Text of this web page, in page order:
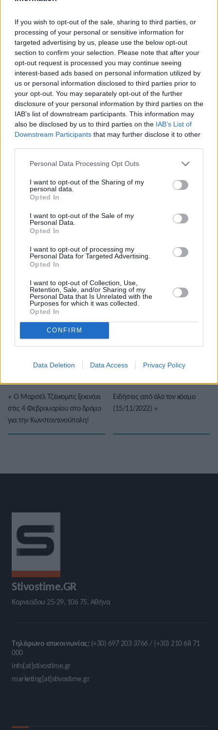
If you wish to opt-out of the sale, sharing to third parties, or
processing of your personal or sensitive information for
targeted advertising by us, please use the below opt-out
section to confirm your selection. Please note that after your
opt-out request is processed you may continue seeing
interest-based ads based on personal information utilized by
us or personal information disclosed to third parties prior to
your opt-out. You may separately opt-out of the further
disclosure of your personal information by third parties on the
IAB’s list of downstream participants. This information may
also be disclosed by us to third parties on the IAB’s List of
Downstream Participants that may further disclose it to other
Personal Data Processing Opt Outs
I want to opt-out of the Sharing of my
personal data.
Opted In
I want to opt-out of the Sale of my
Personal Data.
Opted In
I want to opt-out of processing my
Personal Data for Targeted Advertising.
Opted In
I want to opt-out of Collection, Use,
Retention, Sale, and/or Sharing of my
Personal Data that Is Unrelated with the
Purposes for which it was collected.
Opted In
CONFIRM
Data Deletion Data Access Privacy Policy
Εγγραφείτε στο Stivostime των
Τόλης Λελεκίδης
Το άρθρο δεν έχει ακόμα βαθμολογηθεί.
Βαθμολογήστε αυτό το άρθρο:
« Ο Μαρσέλ Τζέικομπς ξεκινάει
στις 4 Φεβρουαρίου στο δρόμο
για την Κωνσταντινούπολη!
Ειδήσεις από όλο τον κόσμο
(15/11/2022) »
Stivostime.GR
Καρνεάδου 25-29, 106 75, Αθήνα
Τηλέφωνο επικοινωνίας: (+30) 697 203 3766 / (+30) 210 68 71
000
info[at]stivostime.gr
marketing[at]stivostime.gr